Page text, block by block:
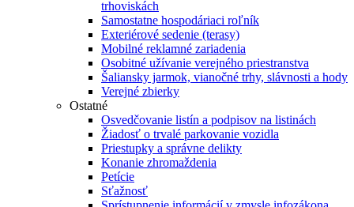
trhoviskách
Samostatne hospodáriaci roľník
Exteriérové sedenie (terasy)
Mobilné reklamné zariadenia
Osobitné užívanie verejného priestranstva
Šaliansky jarmok, vianočné trhy, slávnosti a hody
Verejné zbierky
Ostatné
Osvedčovanie listín a podpisov na listinách
Žiadosť o trvalé parkovanie vozidla
Priestupky a správne delikty
Konanie zhromaždenia
Petície
Sťažnosť